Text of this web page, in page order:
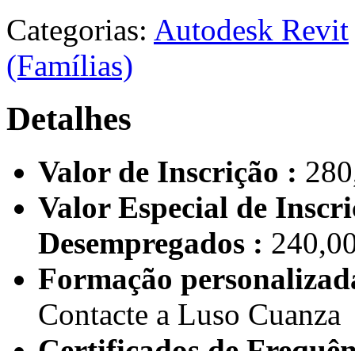
Categorias: Autodesk Revit
(Famílias)
Detalhes
Valor de Inscrição :
Valor Especial de
Desempregados :
Formação
Contacte a Luso Cuanza